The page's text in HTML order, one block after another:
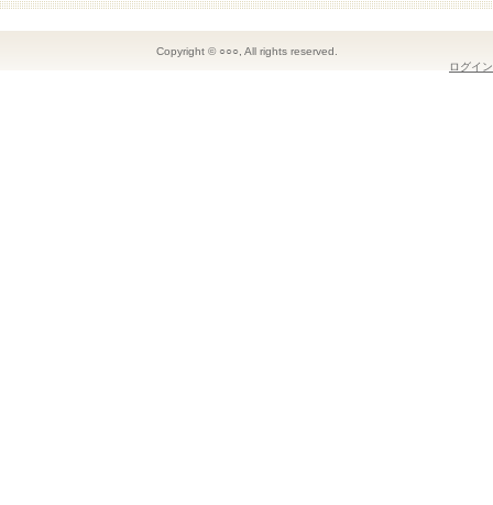
Copyright © ○○○, All rights reserved.
ログイン